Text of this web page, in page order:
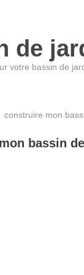
de
votre bassin de
mon
bassin